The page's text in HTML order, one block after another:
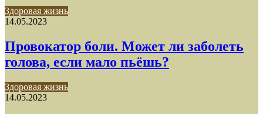
Здоровая жизнь
14.05.2023
Провокатор боли. Может ли заболеть
голова, если мало пьёшь?
Здоровая жизнь
14.05.2023